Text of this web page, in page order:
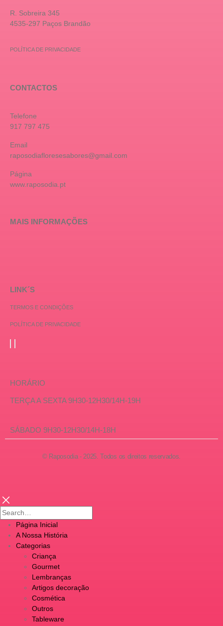
R. Sobreira 345
4535-297 Paços Brandão
POLÍTICA DE PRIVACIDADE
CONTACTOS
Telefone
917 797 475
Email
raposodiafloresesabores@gmail.com
Página
www.raposodia.pt
MAIS INFORMAÇÕES
LINK´S
TERMOS E CONDIÇÕES
POLÍTICA DE PRIVACIDADE
HORÁRIO
TERÇA A SEXTA 9H30-12H30/14H-19H
SÁBADO 9H30-12H30/14H-18H
© Raposodia - 2025. Todos os direitos reservados.
Página Inicial
A Nossa História
Categorias
Criança
Gourmet
Lembranças
Artigos decoração
Cosmética
Outros
Tableware